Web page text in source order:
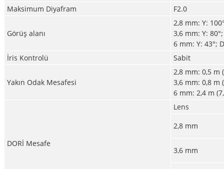
Maksimum Diyafram
F2.0
Görüş alanı
2,8 mm: Y:
3,6 mm: Y:
6 mm: Y: 43°;
İris Kontrolü
Sabit
Yakın Odak Mesafesi
2,8 mm: 0,5 m
3,6 mm: 0,8 m
6 mm: 2,4 m
DORİ Mesafe
Lens
2,8 mm
3,6 mm